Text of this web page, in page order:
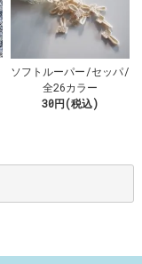
ソフトルーパー/セッパ/
全26カラー
30円(税込)